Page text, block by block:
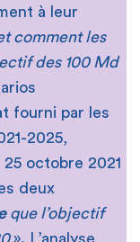
à leur
comment les
des 100 Md
fourni par les
2025,
octobre 2021
deux
que l’objectif
». L’analyse